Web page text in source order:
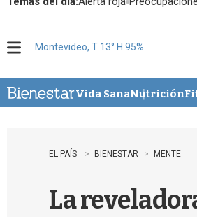
u
Montevideo, T 13° H 95%
Vida SanaNutrición
EL PAÍS BIENESTAR MENTE
La